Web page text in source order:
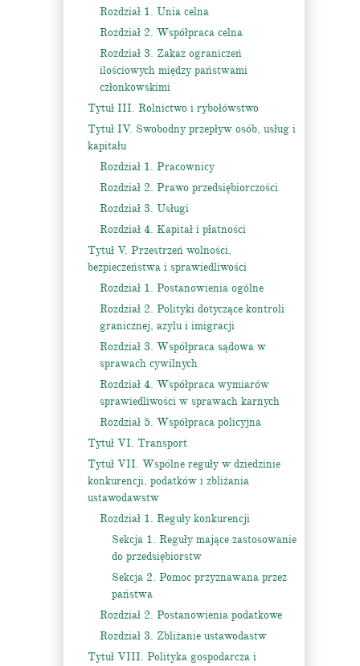
Rozdział 1. Unia celna
Rozdział 2. Współpraca celna
Rozdział 3. Zakaz ograniczeń
ilościowych między państwami
członkowskimi
Tytuł III. Rolnictwo i rybołówstwo
Tytuł IV. Swobodny przepływ osób, usług i
kapitału
Rozdział 1. Pracownicy
Rozdział 2. Prawo przedsiębiorczości
Rozdział 3. Usługi
Rozdział 4. Kapitał i płatności
Tytuł V. Przestrzeń wolności,
bezpieczeństwa i sprawiedliwości
Rozdział 1. Postanowienia ogólne
Rozdział 2. Polityki dotyczące kontroli
granicznej, azylu i imigracji
Rozdział 3. Współpraca sądowa w
sprawach cywilnych
Rozdział 4. Współpraca wymiarów
sprawiedliwości w sprawach karnych
Rozdział 5. Współpraca policyjna
Tytuł VI. Transport
Tytuł VII. Wspólne reguły w dziedzinie
konkurencji, podatków i zbliżania
ustawodawstw
Rozdział 1. Reguły konkurencji
Sekcja 1. Reguły mające zastosowanie
do przedsiębiorstw
Sekcja 2. Pomoc przyznawana przez
państwa
Rozdział 2. Postanowienia podatkowe
Rozdział 3. Zbliżanie ustawodastw
Tytuł VIII. Polityka gospodarcza i